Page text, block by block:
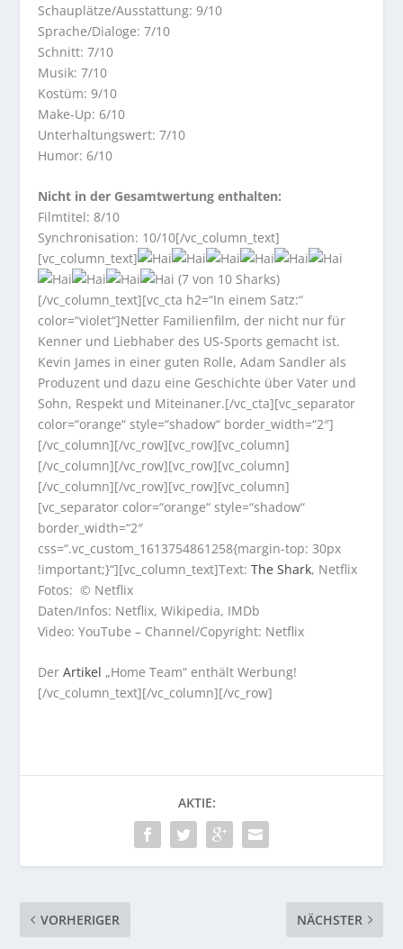
Schauplätze/Ausstattung: 9/10
Sprache/Dialoge: 7/10
Schnitt: 7/10
Musik: 7/10
Kostüm: 9/10
Make-Up: 6/10
Unterhaltungswert: 7/10
Humor: 6/10
Nicht in der Gesamtwertung enthalten:
Filmtitel: 8/10
Synchronisation: 10/10[/vc_column_text]
[vc_column_text]
(7 von 10 Sharks)
[/vc_column_text][vc_cta h2=“In einem Satz:“
color=“violet“]Netter Familienfilm, der nicht nur für
Kenner und Liebhaber des US-Sports gemacht ist.
Kevin James in einer guten Rolle, Adam Sandler als
Produzent und dazu eine Geschichte über Vater und
Sohn, Respekt und Miteinaner.[/vc_cta][vc_separator
color=“orange“ style=“shadow“ border_width=“2″]
[/vc_column][/vc_row][vc_row][vc_column]
[/vc_column][/vc_row][vc_row][vc_column]
[/vc_column][/vc_row][vc_row][vc_column]
[vc_separator color=“orange“ style=“shadow“
border_width=“2″
css=“.vc_custom_1613754861258{margin-top: 30px
!important;}“][vc_column_text]Text:The Shark, Netflix
Fotos: © Netflix
Daten/Infos: Netflix, Wikipedia, IMDb
Video: YouTube – Channel/Copyright: Netflix
DerArtikel „Home Team“ enthält Werbung!
[/vc_column_text][/vc_column][/vc_row]
AKTIE:
VORHERIGER NÄCHSTER